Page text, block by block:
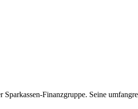
Finanzgruppe. Seine